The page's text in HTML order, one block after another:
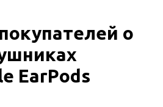
о
EarPods